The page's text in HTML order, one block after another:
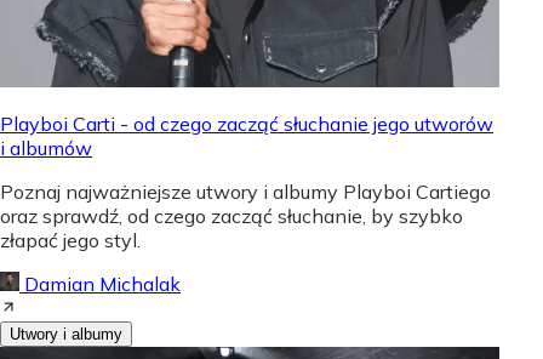
Playboi Carti - od czego zacząć słuchanie jego utworów
i albumów
Poznaj najważniejsze utwory i albumy Playboi Cartiego
oraz sprawdź, od czego zacząć słuchanie, by szybko
złapać jego styl.
Damian Michalak
Utwory i albumy